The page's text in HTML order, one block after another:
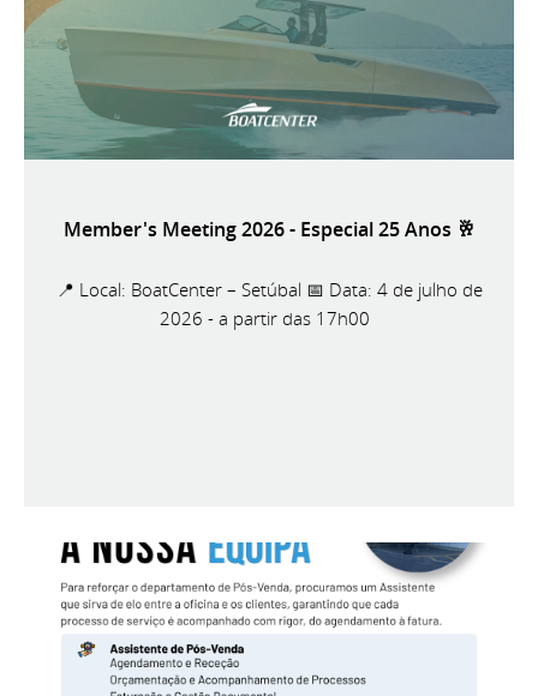
Member's Meeting 2026 - Especial 25 Anos 🥂
📍 Local: BoatCenter – Setúbal 📅 Data: 4 de julho de
2026 - a partir das 17h00